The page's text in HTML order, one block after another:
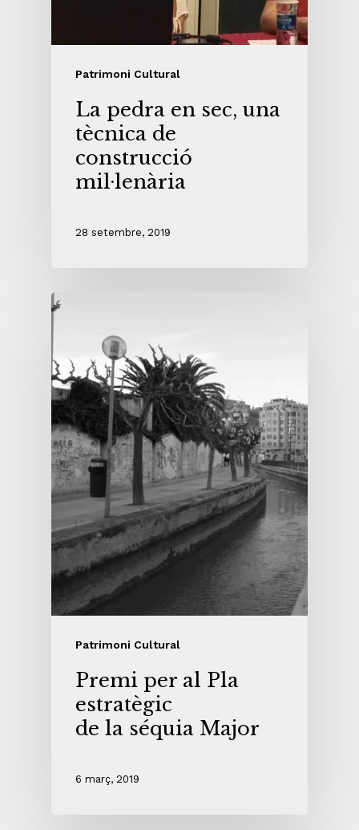
Patrimoni Cultural
La pedra en sec, una
tècnica de
construcció
mil·lenària
28 setembre, 2019
Patrimoni Cultural
Premi per al Pla
estratègic
de la séquia Major
6 març, 2019